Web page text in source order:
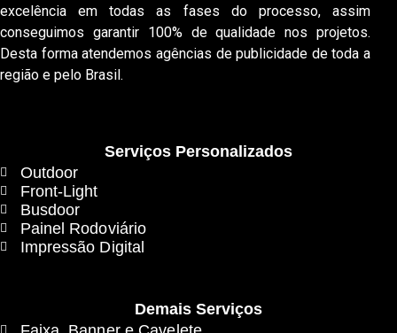
excelência em todas as fases do processo, assim
conseguimos garantir 100% de qualidade nos projetos.
Desta forma atendemos agências de publicidade de toda a
região e pelo Brasil.
Serviços Personalizados
Outdoor
Front-Light
Busdoor
Painel Rodoviário
Impressão Digital
Demais Serviços